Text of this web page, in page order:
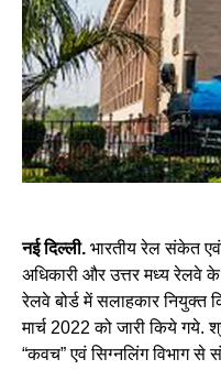
नई दिल्ली. भारतीय रेल संकेत
अधिकारी और उत्तर मध्य रेलवे
रेलवे बोर्ड में सलाहकार
मार्च 2022 को जारी किये गये.
“कवच” एवं सिग्नलिंग विभाग से